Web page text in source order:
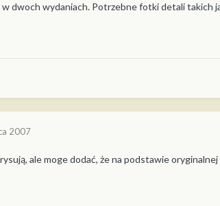
w dwoch wydaniach. Potrzebne fotki detali takich
2007
ale moge dodać, że na podstawie